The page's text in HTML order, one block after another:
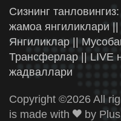
Сизнинг
жамоа янгиликлари
Янгиликлар ||
Трансферлар || LIVE
жадваллари
Copyright ©2026 All
is made with
by